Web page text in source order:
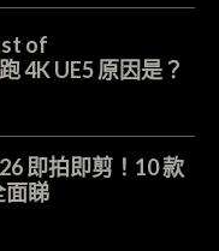
of
4K UE5 原因是？
即拍即剪！10 款
面睇